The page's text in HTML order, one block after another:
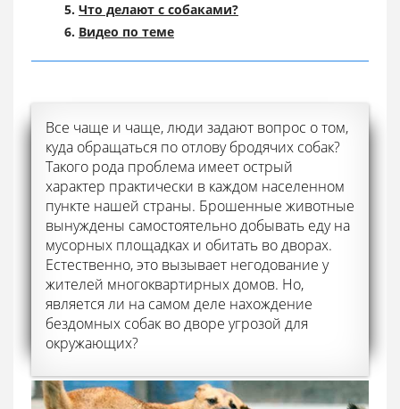
Что делают с собаками?
Видео по теме
Все чаще и чаще, люди задают вопрос о том,
куда обращаться по отлову бродячих собак?
Такого рода проблема имеет острый
характер практически в каждом населенном
пункте нашей страны. Брошенные животные
вынуждены самостоятельно добывать еду на
мусорных площадках и обитать во дворах.
Естественно, это вызывает негодование у
жителей многоквартирных домов. Но,
является ли на самом деле нахождение
бездомных собак во дворе угрозой для
окружающих?